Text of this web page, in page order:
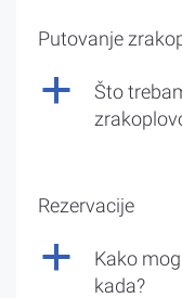
Putovanje
a
Što
Rezervacije
a
Kako
kada?